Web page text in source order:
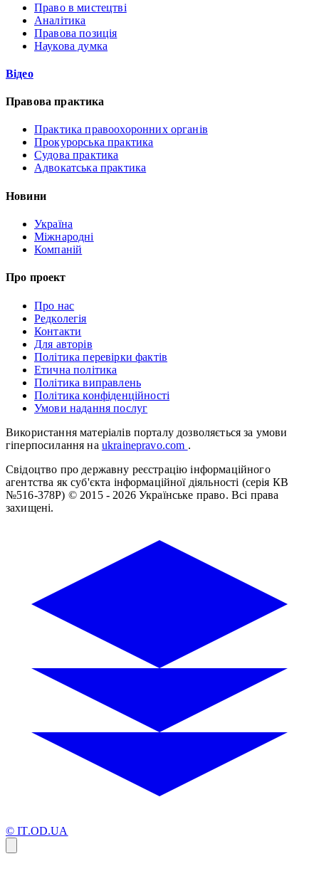
Право в мистецтві
Аналітика
Правова позиція
Наукова думка
Відео
Правова практика
Практика правоохоронних органів
Прокурорська практика
Судова практика
Адвокатська практика
Новини
Україна
Міжнародні
Компаній
Про проект
Про нас
Редколегія
Контакти
Для авторів
Політика перевірки фактів
Етична політика
Політика виправлень
Політика конфіденційності
Умови надання послуг
Використання матеріалів порталу дозволяється за умови
гіперпосилання на ukrainepravo.com .
Свідоцтво про державну реєстрацію інформаційного
агентства як суб'єкта інформаційної діяльності (серія КВ
№516-378Р) © 2015 - 2026 Українське право. Всі права
захищені.
© IT.OD.UA